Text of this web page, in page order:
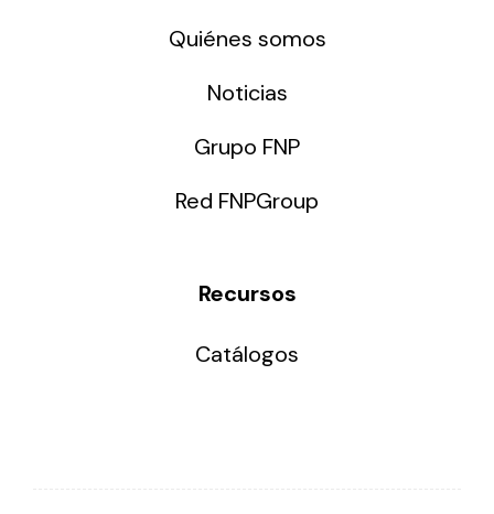
Quiénes somos
Noticias
Grupo FNP
Red FNPGroup
Recursos
Catálogos